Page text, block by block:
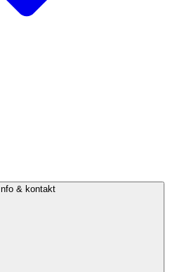
Info & kontakt